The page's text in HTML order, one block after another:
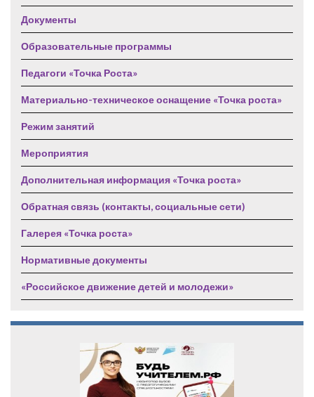
Документы
Образовательные программы
Педагоги «Точка Роста»
Материально-техническое оснащение «Точка роста»
Режим занятий
Мероприятия
Дополнительная информация «Точка роста»
Обратная связь (контакты, социальные сети)
Галерея «Точка роста»
Нормативные документы
«Российское движение детей и молодежи»